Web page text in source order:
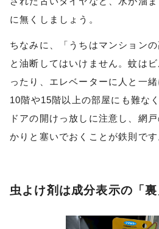
に無くしましょう。
ちなみに、「うちはマンションの
と油断してはいけません。蚊は
ったり、エレベーターに人と一
10階や15階以上の部屋にも難な
ドアの開けっ放しに注意し、網
かりと塞いでおくことが鉄則です
虫よけ剤は成分表示の「